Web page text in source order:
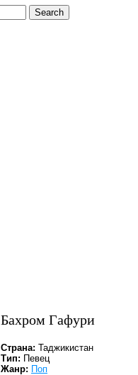
Бахром Гафури
Страна: Таджикистан
Тип: Певец
Жанр: Поп